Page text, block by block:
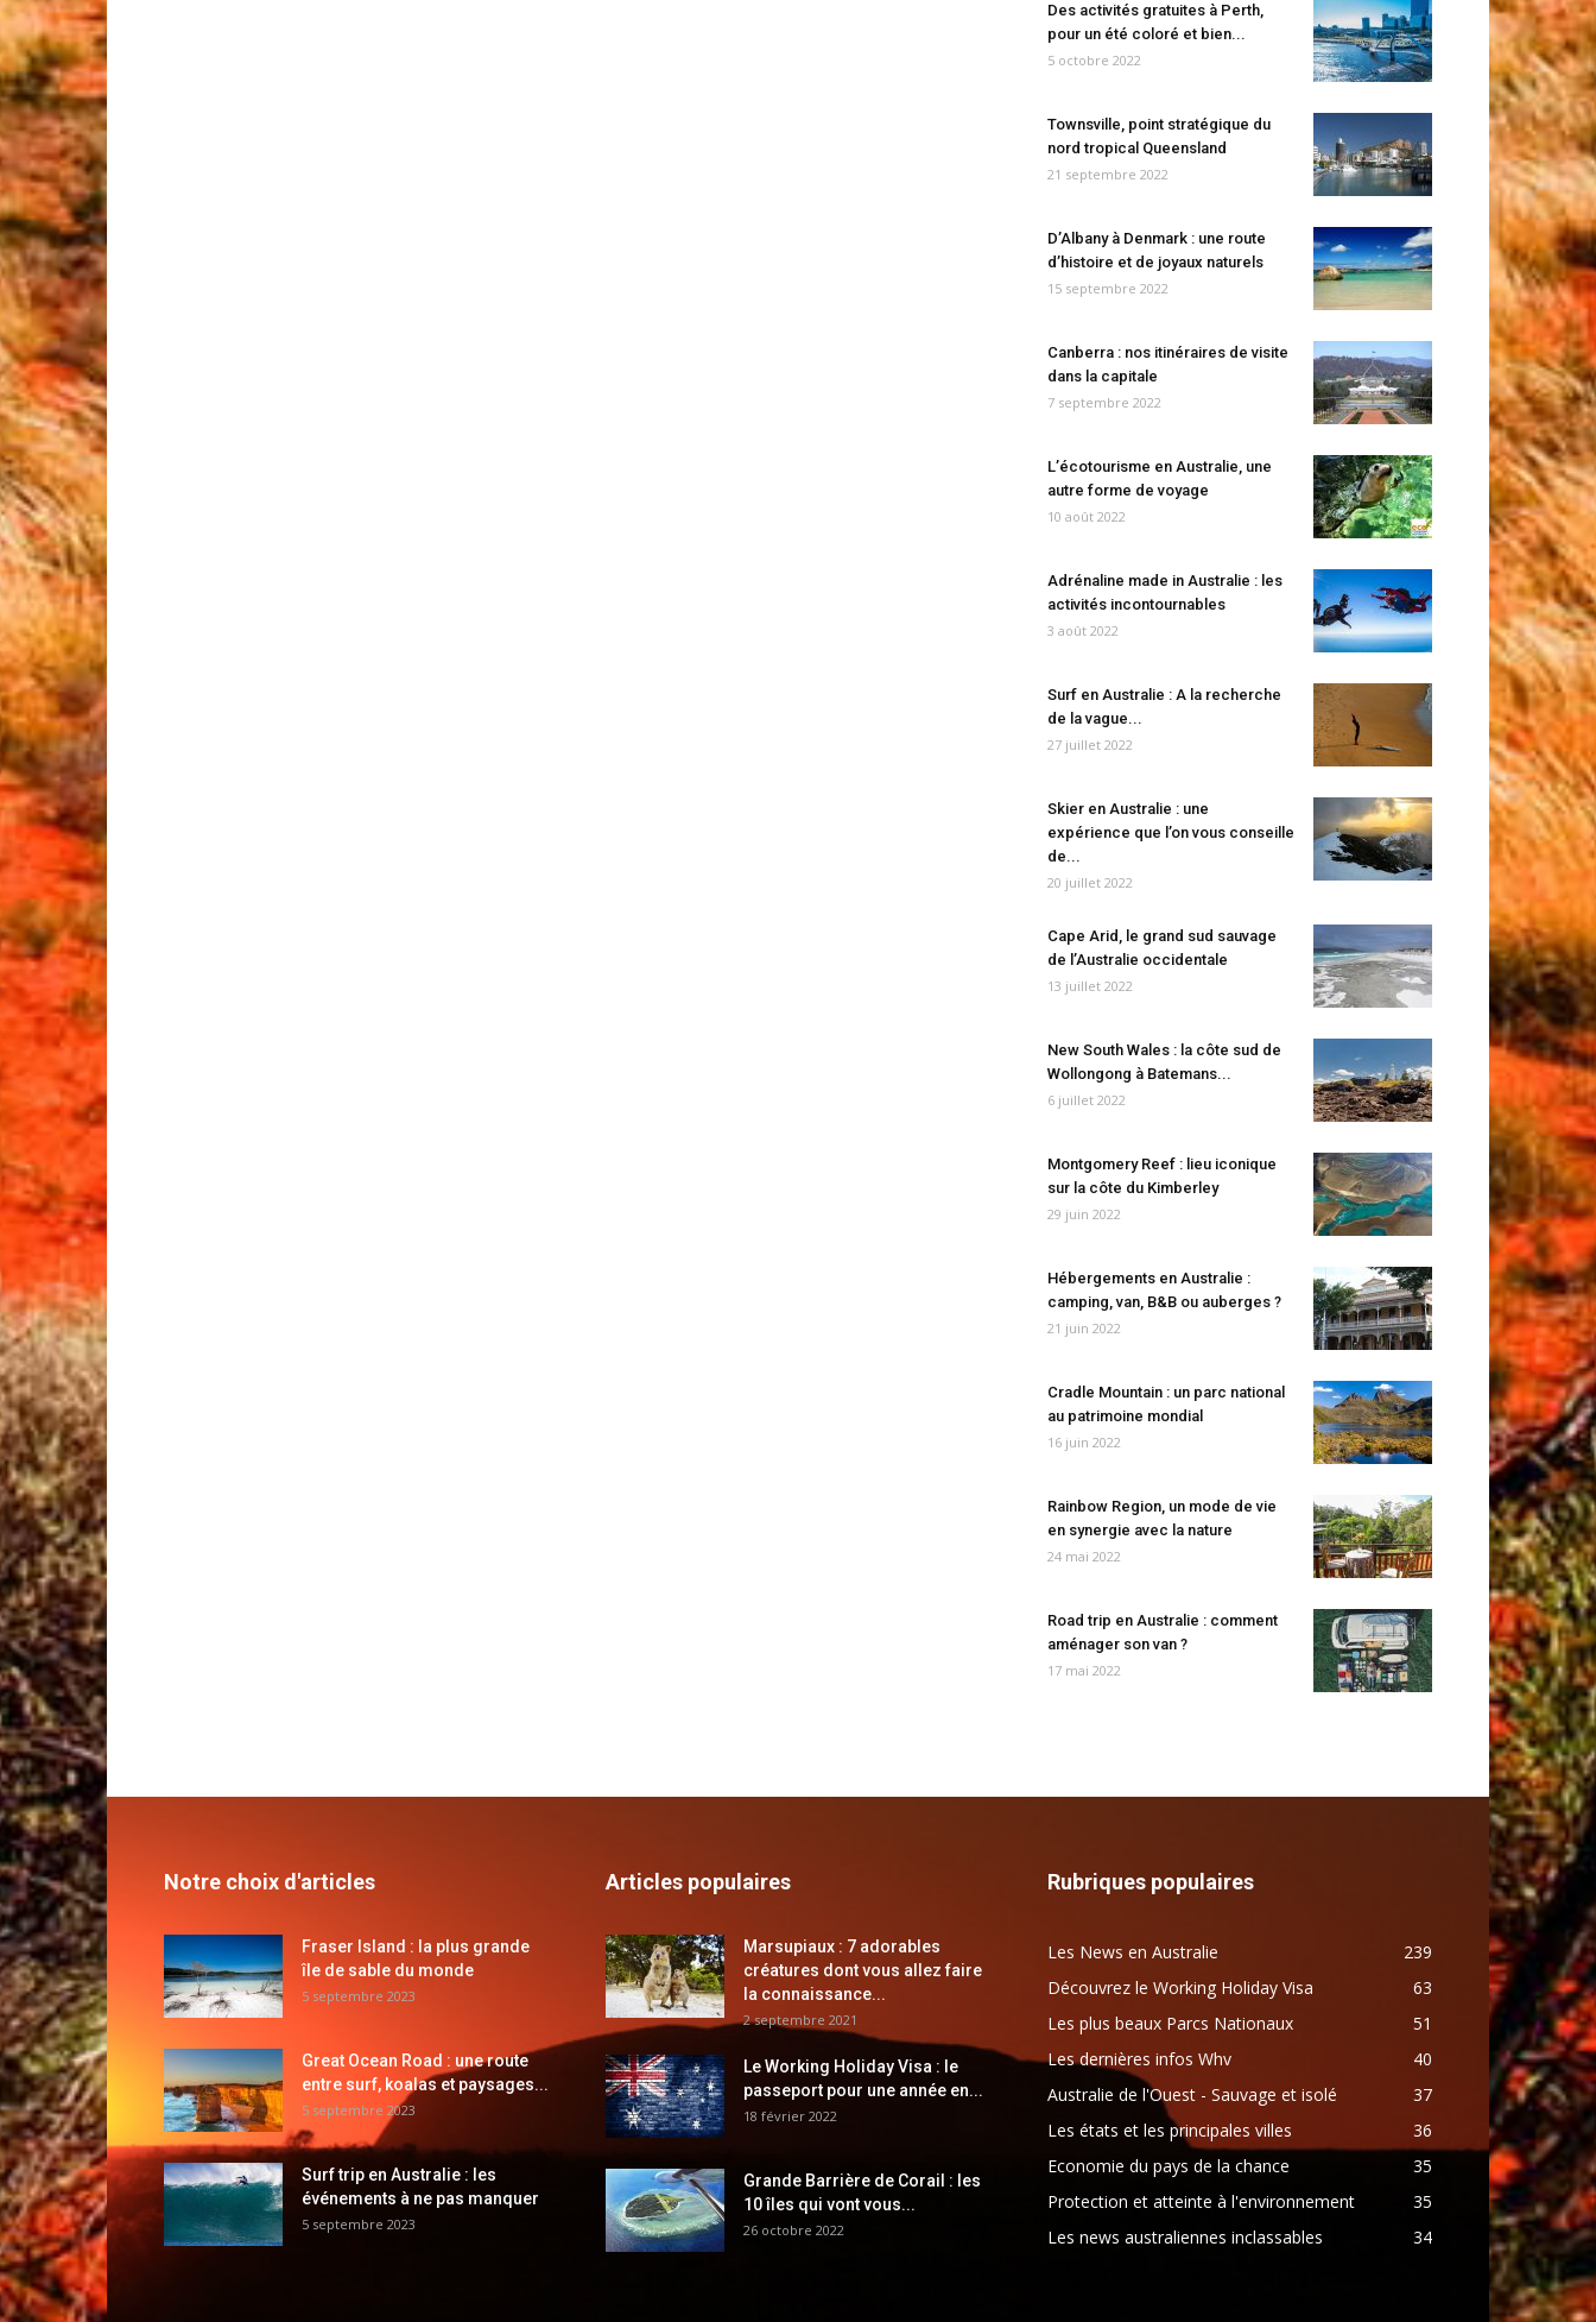
Des activités gratuites à Perth,
pour un été coloré et bien...
5 octobre 2022
Townsville, point stratégique du
nord tropical Queensland
21 septembre 2022
D’Albany à Denmark : une route
d’histoire et de joyaux naturels
15 septembre 2022
Canberra : nos itinéraires de visite
dans la capitale
7 septembre 2022
L’écotourisme en Australie, une
autre forme de voyage
10 août 2022
Adrénaline made in Australie : les
activités incontournables
3 août 2022
Surf en Australie : A la recherche
de la vague...
27 juillet 2022
Skier en Australie : une
expérience que l’on vous conseille
de...
20 juillet 2022
Cape Arid, le grand sud sauvage
de l’Australie occidentale
13 juillet 2022
New South Wales : la côte sud de
Wollongong à Batemans...
6 juillet 2022
Montgomery Reef : lieu iconique
sur la côte du Kimberley
29 juin 2022
Hébergements en Australie :
camping, van, B&B ou auberges ?
21 juin 2022
Cradle Mountain : un parc national
au patrimoine mondial
16 juin 2022
Rainbow Region, un mode de vie
en synergie avec la nature
24 mai 2022
Road trip en Australie : comment
aménager son van ?
17 mai 2022
Notre choix d'articles
Fraser Island : la plus grande
île de sable du monde
5 septembre 2023
Great Ocean Road : une route
entre surf, koalas et paysages...
5 septembre 2023
Surf trip en Australie : les
événements à ne pas manquer
5 septembre 2023
Articles populaires
Marsupiaux : 7 adorables
créatures dont vous allez faire
la connaissance...
2 septembre 2021
Le Working Holiday Visa : le
passeport pour une année en...
18 février 2022
Grande Barrière de Corail : les
10 îles qui vont vous...
26 octobre 2022
Rubriques populaires
Les News en Australie
239
Découvrez le Working Holiday Visa
63
Les plus beaux Parcs Nationaux
51
Les dernières infos Whv
40
Australie de l'Ouest - Sauvage et isolé
37
Les états et les principales villes
36
Economie du pays de la chance
35
Protection et atteinte à l'environnement
35
Les news australiennes inclassables
34